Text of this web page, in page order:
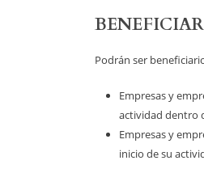
Podrán ser
Empresas y
actividad dentro
Empresas y
inicio de su